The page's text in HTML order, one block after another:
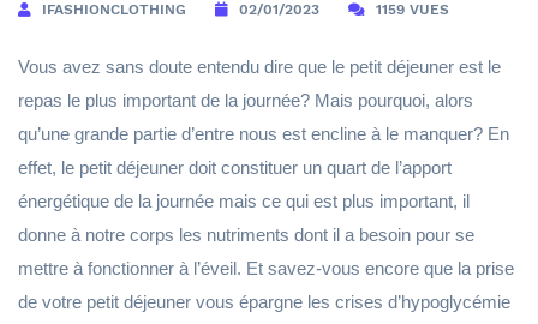
IFASHIONCLOTHING 02/01/2023 1159 VUES
Vous avez sans doute entendu dire que le petit déjeuner est le
repas le plus important de la journée? Mais pourquoi, alors
qu’une grande partie d’entre nous est encline à le manquer? En
effet, le petit déjeuner doit constituer un quart de l’apport
énergétique de la journée mais ce qui est plus important, il
donne à notre corps les nutriments dont il a besoin pour se
mettre à fonctionner à l’éveil. Et savez-vous encore que la prise
de votre petit déjeuner vous épargne les crises d’hypoglycémie